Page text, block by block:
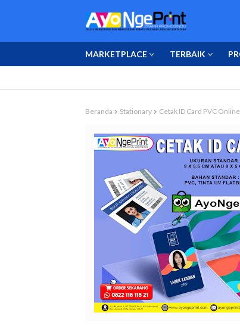
MARKETPLACE TERBAIK
Beranda Stationary Cetak ID Card PVC